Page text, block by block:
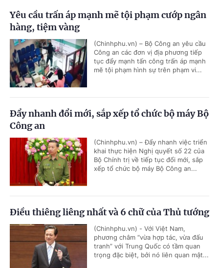
Yêu cầu trấn áp mạnh mẽ tội phạm cướp ngân
hàng, tiệm vàng
(Chinhphu.vn) – Bộ Công an yêu cầu
Công an các đơn vị địa phương tiếp
tục đẩy mạnh tấn công trấn áp mạnh
mẽ tội phạm hình sự trên phạm vi...
Đẩy nhanh đổi mới, sắp xếp tổ chức bộ máy Bộ
Công an
(Chinhphu.vn) – Đẩy nhanh việc triển
khai thực hiện Nghị quyết số 22 của
Bộ Chính trị về tiếp tục đổi mới, sắp
xếp tổ chức bộ máy Bộ Công an...
Điều thiêng liêng nhất và 6 chữ của Thủ tướng
(Chinhphu.vn) - Với Việt Nam,
phương châm “vừa hợp tác, vừa đấu
tranh” với Trung Quốc có tầm quan
trọng đặc biệt, bởi nó liên quan mật...